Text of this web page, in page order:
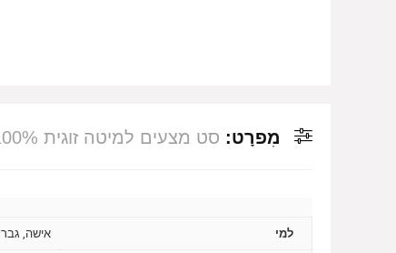
מִפרָט: סט מצעים למיטה זוגית 100% כותנה 160X200 ס"מ דגם לוגו שחור Replay
למי אישה, גבר